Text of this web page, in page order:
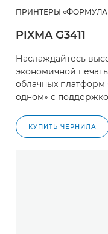
ПРИНТЕРЫ
PIXMA G3411
Наслаждайтесь
экономичной
облачных платформ
одном» с
КУПИТЬ ЧЕРНИЛА